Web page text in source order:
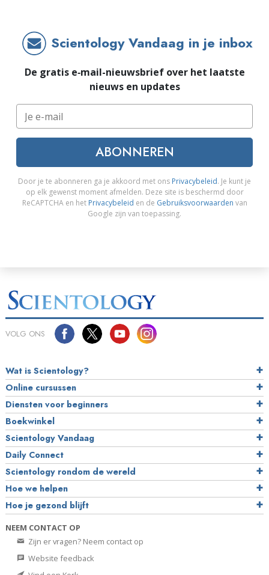
Scientology Vandaag in je inbox
De gratis e‑mail-nieuwsbrief over het laatste
nieuws en updates
ABONNEREN
Door je te abonneren ga je akkoord met ons Privacybeleid. Je kunt je
op elk gewenst moment afmelden. Deze site is beschermd door
ReCAPTCHA en het Privacybeleid en de Gebruiksvoorwaarden van
Google zijn van toepassing.
VOLG ONS
Wat is Scientology?
Online cursussen
Diensten voor beginners
Boekwinkel
Scientology Vandaag
Daily Connect
Scientology rondom de wereld
Hoe we helpen
Hoe je gezond blijft
NEEM CONTACT OP
Zijn er vragen? Neem contact op
Website feedback